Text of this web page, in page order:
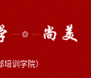
训学院）